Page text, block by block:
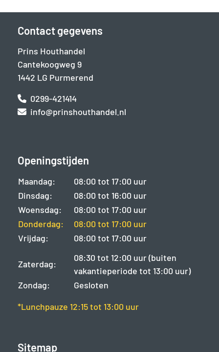
Contact gegevens
Prins Houthandel
Cantekoogweg 9
1442 LG Purmerend
0299-421414
info@prinshouthandel.nl
Openingstijden
Maandag:
08:00 tot 17:00 uur
Dinsdag:
08:00 tot 16:00 uur
Woensdag:
08:00 tot 17:00 uur
Donderdag:
08:00 tot 17:00 uur
Vrijdag:
08:00 tot 17:00 uur
Zaterdag:
08:30 tot 12:00 uur (buiten
vakantieperiode tot 13:00 uur)
Zondag:
Gesloten
*Lunchpauze 12:15 tot 13:00 uur
Sitemap